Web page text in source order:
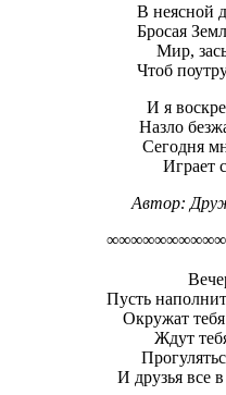
В неясной
Бросая
Мир,
Чтоб
И я
Назло
Сегодня
Играет
Автор:
Пусть
Окружат
Ждут
И друзья все